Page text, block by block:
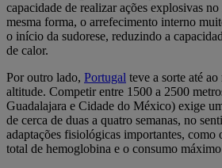
capacidade de realizar ações explosivas
mesma forma, o arrefecimento interno
o início da sudorese, reduzindo a
de calor.
Por outro lado, Portugal teve a sorte até
altitude. Competir entre 1500 a 2500
Guadalajara e Cidade do México) exige
de cerca de duas a quatro semanas, no
adaptações fisiológicas importantes, como
total de hemoglobina e o consumo